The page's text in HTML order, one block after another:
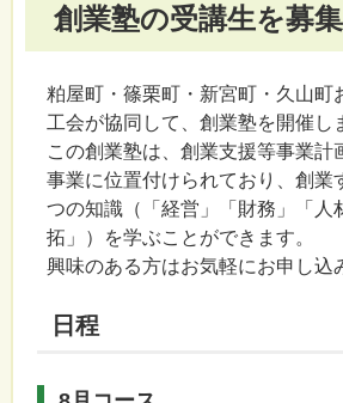
創業塾の受講生を募
粕屋町・篠栗町・新宮町・久山町
工会が協同して、創業塾を開催し
この創業塾は、創業支援等事業計
事業に位置付けられており、創業
つの知識（「経営」「財務」「人
拓」）を学ぶことができます。
興味のある方はお気軽にお申し込
日程